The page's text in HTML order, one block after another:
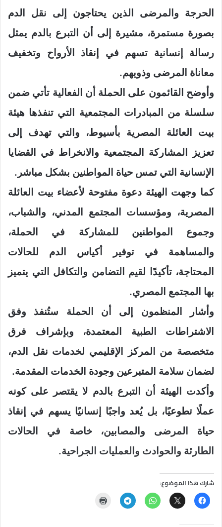
الحرجة والمرضى الذين يحتاجون إلى نقل الدم
بصورة مستمرة، مشيرة إلى أن التبرع بالدم يمثل
رسالة إنسانية تسهم في إنقاذ الأرواح وتخفيف
معاناة المرضى وذويهم.
وأوضح القائمون على الحملة أن الفعالية تأتي ضمن
سلسلة من المبادرات المجتمعية التي تنفذها هيئة
بيت العائلة المصرية بأسيوط، والتي تهدف إلى
تعزيز المشاركة المجتمعية والانخراط في القضايا
الإنسانية التي تمس حياة المواطنين بشكل مباشر.
كما وجهت الهيئة دعوة مفتوحة لأعضاء بيت العائلة
المصرية، ومؤسسات المجتمع المدني، والشباب،
وجموع المواطنين للمشاركة في الحملة،
والمساهمة في توفير أكياس الدم للحالات
المحتاجة، تأكيدًا لقيم التضامن والتكافل التي يتميز
بها المجتمع المصري.
وأشار المنظمون إلى أن الحملة ستُنفذ وفق
الاشتراطات الطبية المعتمدة، وبإشراف فرق
متخصصة من المركز الإقليمي لخدمات نقل الدم،
لضمان سلامة المتبرعين وجودة الخدمات المقدمة.
وأكدت الهيئة أن التبرع بالدم لا يقتصر على كونه
عملًا تطوعيًا، بل يُعد واجبًا إنسانيًا يسهم في إنقاذ
حياة المرضى والمصابين، خاصة في الحالات
الطارئة والحوادث والعمليات الجراحية.
شارك هذا الموضوع: